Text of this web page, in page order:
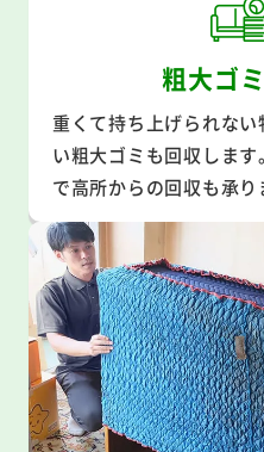
粗大ゴ
重くて持ち上げられな
い粗大ゴミも回収しま
で高所からの回収も承り